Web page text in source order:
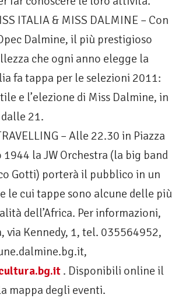
ITALIA & MISS DALMINE – Con
Dalmine, il più prestigioso
che ogni anno elegge la
fa tappa per le selezioni 2011:
e l’elezione di Miss Dalmine, in
21.
– Alle 22.30 in Piazza
la JW Orchestra (la big band
Gotti) porterà il pubblico in un
le cui tappe sono alcune delle più
dell’Africa. Per informazioni,
via Kennedy, 1, tel. 035564952,
,
. Disponibili online il
mappa degli eventi.